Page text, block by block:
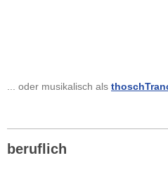
... oder musikalisch als
beruflich